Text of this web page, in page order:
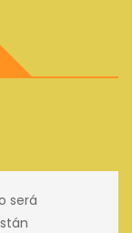
será